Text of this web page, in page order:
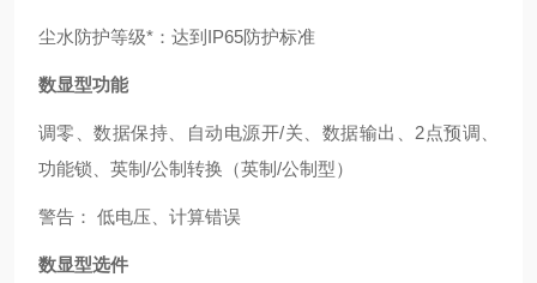
尘水防护等级*：达到IP65防护标准
数显型功能
调零、数据保持、自动电源开/关、数据输出、2点预调、
功能锁、英制/公制转换（英制/公制型）
警告： 低电压、计算错误
数显型选件